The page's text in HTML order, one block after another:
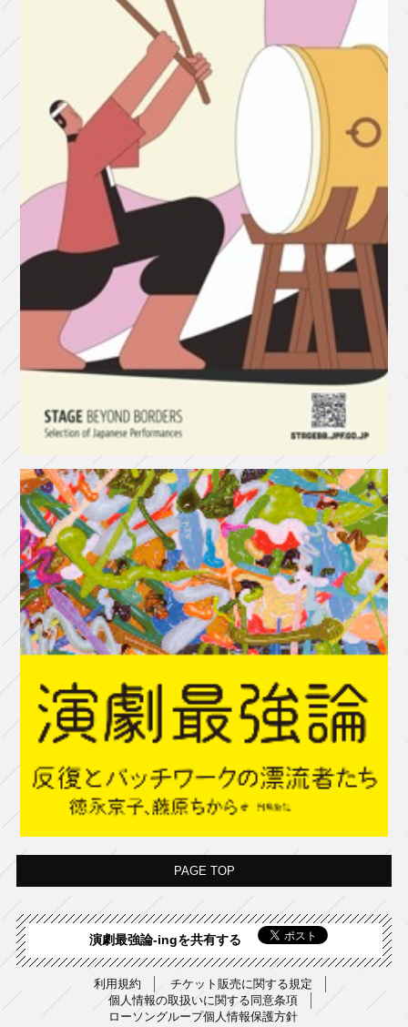
PAGE TOP
演劇最強論-ingを共有する
利用規約
チケット販売に関する規定
個人情報の取扱いに関する同意条項
ローソングループ個人情報保護方針